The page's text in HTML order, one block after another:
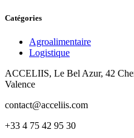
Catégories
Agroalimentaire
Logistique
ACCELIIS, Le Bel Azur, 42
Valence
contact@acceliis.com
+33 4 75 42 95 30